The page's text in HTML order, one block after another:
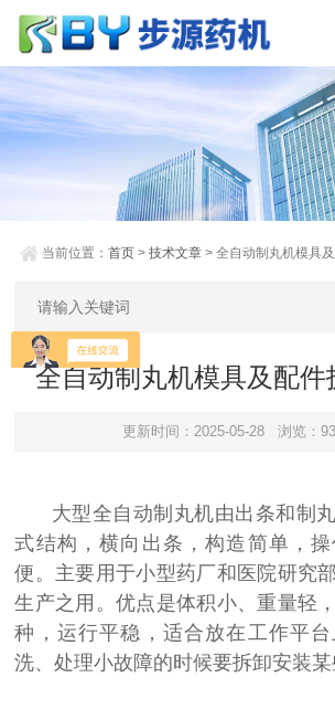
当前位置：首页 >技术文章 > 全自动制丸机模具
全自动制丸机模具及配件
更新时间：2025-05-28 浏览：
大型全自动制丸机由出条和制
式结构，横向出条，构造简单，
便。主要用于小型药厂和医院研究
生产之用。优点是体积小、重量轻
种，运行平稳，适合放在工作平
洗、处理小故障的时候要拆卸安装某